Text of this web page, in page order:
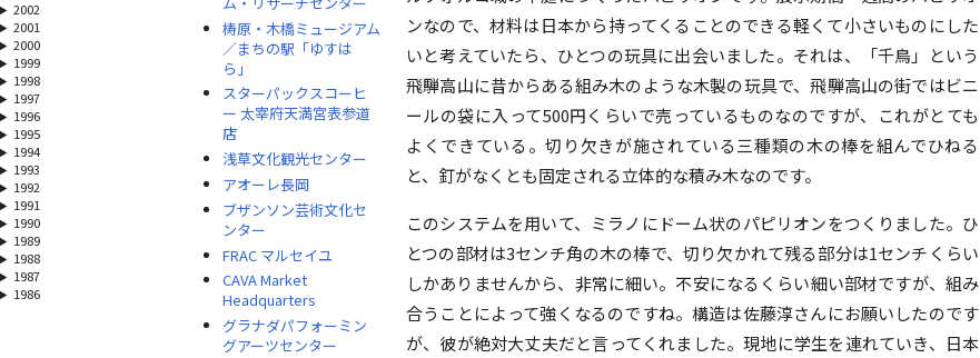
2002
2001
2000
1999
1998
1997
1996
1995
1994
1993
1992
1991
1990
1989
1988
1987
1986
梼原・木橋ミュージアム
／まちの駅「ゆすは
ら」
スターパックスコーヒ
ー 太宰府天満宮表参道
店
浅草文化観光センター
アオーレ長岡
ブザンソン芸術文化セ
ンター
FRAC マルセイユ
CAVA Market
Headquarters
グラナダパフォーミン
グアーツセンター
ンなので、材料は日本から持ってくることのできる軽くて小さいものにした
いと考えていたら、ひとつの玩具に出会いました。それは、「千鳥」という
飛騨高山に昔からある組み木のような木製の玩具で、飛騨高山の街ではビニ
ールの袋に入って500円くらいで売っているものなのですが、これがとても
よくできている。切り欠きが施されている三種類の木の棒を組んでひねる
と、釘がなくとも固定される立体的な積み木なのです。
このシステムを用いて、ミラノにドーム状のパピリオンをつくりました。ひ
とつの部材は3センチ角の木の棒で、切り欠かれて残る部分は1センチくらい
しかありませんから、非常に細い。不安になるくらい細い部材ですが、組み
合うことによって強くなるのですね。構造は佐藤淳さんにお願いしたのです
が、彼が絶対大丈夫だと言ってくれました。現地に学生を連れていき、日本